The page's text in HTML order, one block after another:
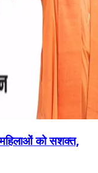
महिलाओं को सशक्त,